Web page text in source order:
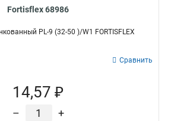
Fortisflex 68986
PL-9 (32-50 )/W1 FORTISFLEX
Сравнить
14,57 ₽
– +